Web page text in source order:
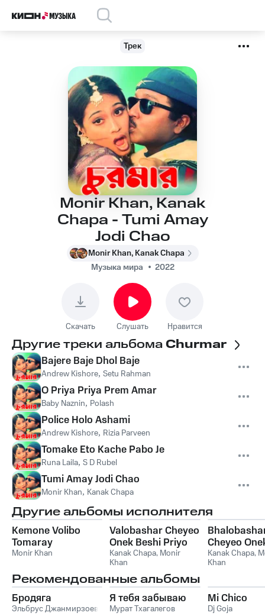
Трек
Monir Khan, Kanak
Chapa - Tumi Amay
Jodi Chao
Monir Khan, Kanak Chapa
Музыка мира
2022
Скачать Слушать Нравится
Другие треки альбомаChurmar
Bajere Baje Dhol Baje
Andrew Kishore, Setu Rahman
O Priya Priya Prem Amar
Baby Naznin, Polash
Police Holo Ashami
Andrew Kishore, Rizia Parveen
Tomake Eto Kache Pabo Je
Runa Laila, S D Rubel
Tumi Amay Jodi Chao
Monir Khan, Kanak Chapa
Другие альбомы исполнителя
Kemone Volibo
Tomaray
Monir Khan
Valobashar Cheyeo
Onek Beshi Priyo
Kanak Chapa, Monir
Khan
Cheyeo
Priyo
Kanak Chapa,
Khan
Рекомендованные альбомы
Бродяга
Эльбрус Джанмирзоев
Я тебя забываю
Мурат Тхагалегов
Mi Chico
Dj Goja